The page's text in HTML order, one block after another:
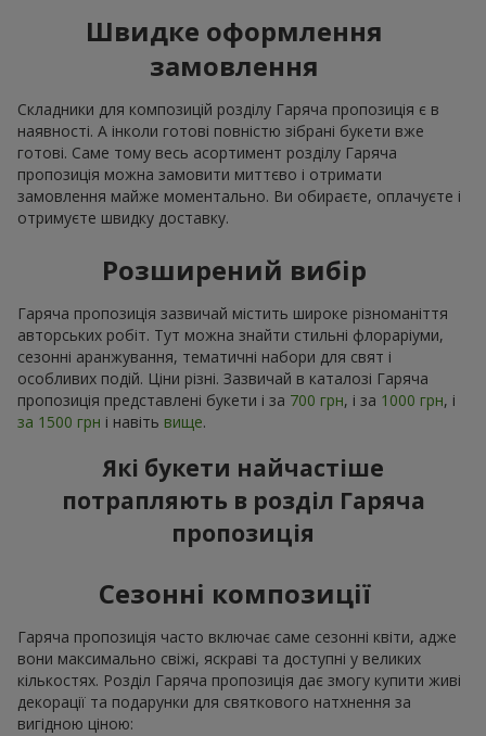
Швидке оформлення
замовлення
Складники для композицій розділу Гаряча пропозиція є в
наявності. А інколи готові повністю зібрані букети вже
готові. Саме тому весь асортимент розділу Гаряча
пропозиція можна замовити миттєво і отримати
замовлення майже моментально. Ви обираєте, оплачуєте і
отримуєте швидку доставку.
Розширений вибір
Гаряча пропозиція зазвичай містить широке різноманіття
авторських робіт. Тут можна знайти стильні флораріуми,
сезонні аранжування, тематичні набори для свят і
особливих подій. Ціни різні. Зазвичай в каталозі Гаряча
пропозиція представлені букети і за 700 грн, і за 1000 грн, і
за 1500 грн і навіть вище.
Які букети найчастіше
потрапляють в розділ Гаряча
пропозиція
Сезонні композиції
Гаряча пропозиція часто включає саме сезонні квіти, адже
вони максимально свіжі, яскраві та доступні у великих
кількостях. Розділ Гаряча пропозиція дає змогу купити живі
декорації та подарунки для святкового натхнення за
вигідною ціною: